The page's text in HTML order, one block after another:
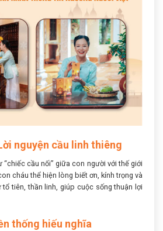
nguyện cầu linh thiêng
“chiếc cầu nối” giữa con người với thế giới
cháu thể hiện lòng biết ơn, kính trọng và
tiên, thần linh, giúp cuộc sống thuận lợi
thống hiếu nghĩa